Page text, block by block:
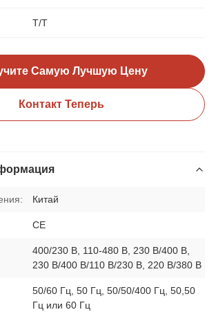
Т/Т
Самую Лучшую Цену
Контакт Теперь
Китай
CE
400/230 В, 110-480 В, 230 В/400 В,
230 В/400 В/110 В/230 В, 220 В/380 В
50/60 Гц, 50 Гц, 50/50/400 Гц, 50,50
Гц или 60 Гц